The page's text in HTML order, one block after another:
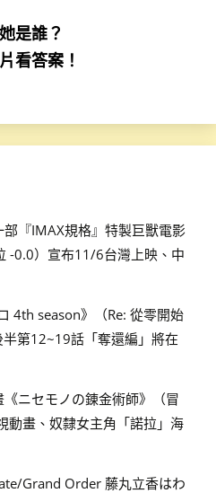
是誰？
看答案！
『IMAX規格』特製巨獸電影
-0.0）宣布11/6台灣上映、中
4th season》（Re: 從零開始
第12~19話「奪還編」將在
ニセモノの錬金術師》（冒
動畫、奴隸女主角「諾拉」海
Grand Order 藤丸立香はわ